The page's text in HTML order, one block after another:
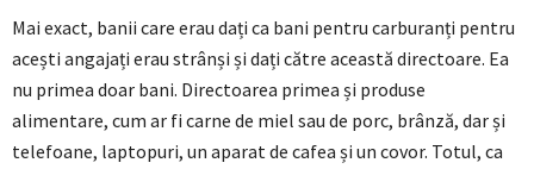
Mai exact, banii care erau dați ca bani pentru carburanți pentru
acești angajați erau strânși și dați către această directoare. Ea
nu primea doar bani. Directoarea primea și produse
alimentare, cum ar fi carne de miel sau de porc, brânză, dar și
telefoane, laptopuri, un aparat de cafea și un covor. Totul, ca